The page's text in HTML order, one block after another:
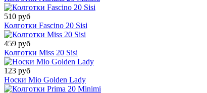
510 руб
Колготки Fascino 20 Sisi
459 руб
Колготки Miss 20 Sisi
123 руб
Носки Mio Golden Lady